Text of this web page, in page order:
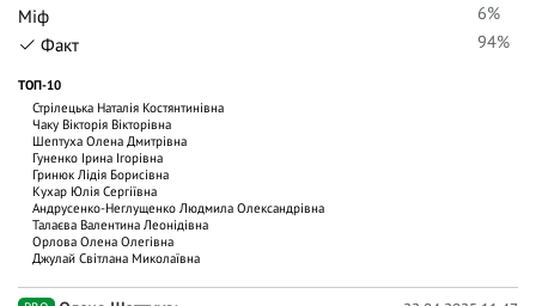
Міф
6%
Факт
94%
ТОП-10
Стрілецька Наталія Костянтинівна
Чаку Вiкторiя Вiкторiвна
Шептуха Олена Дмитрівна
Гуненко Ірина Ігорівна
Гринюк Лідія Борисівна
Кухар Юлія Сергіївна
Андрусенко-Неглущенко Людмила Олександрівна
Талаєва Валентина Леонідівна
Орлова Олена Олегівна
Джулай Світлана Миколаївна